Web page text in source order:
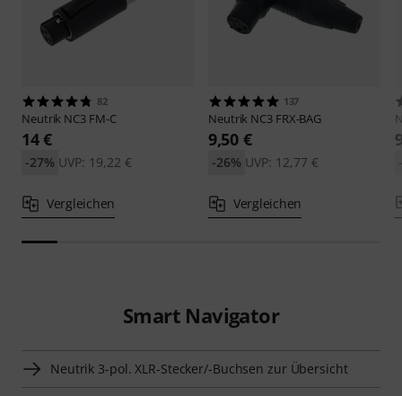
82
Neutrik NC3 FM-C
14 €
UVP: 19,22 €
-27%
Vergleichen
137
Neutrik NC3 FRX-BAG
9,50 €
UVP: 12,77 €
-26%
Vergleichen
Smart Navigator
Neutrik 3-pol. XLR-Stecker/-Buchsen zur Übersicht